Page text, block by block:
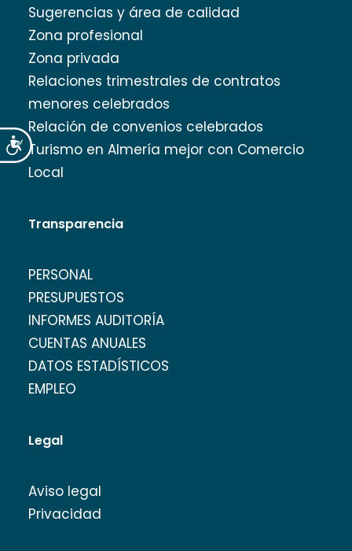
Accesibilidad
Sugerencias y área de calidad
Zona profesional
Zona privada
Relaciones trimestrales de contratos
menores celebrados
Relación de convenios celebrados
Turismo en Almería mejor con Comercio
Local
Transparencia
PERSONAL
PRESUPUESTOS
INFORMES AUDITORÍA
CUENTAS ANUALES
DATOS ESTADÍSTICOS
EMPLEO
Legal
Aviso legal
Privacidad